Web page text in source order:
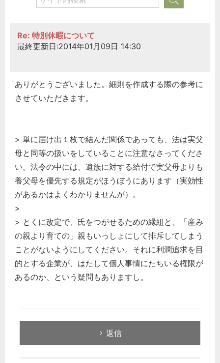
Re: 特別休暇について
最終更新日:2014年01月09日 14:30
ありがとうございました。細則を作成する際の参考に
させていただきます。
> 単に届け出１枚で結んだ関係であっても、法は実父
母と同等の扱いをしていることに注意なさってくださ
い。法令の中には、遺族に対する給付で実父母よりも
養父母を優先する規定がほうぼうにあります（実効性
があるかはよくわかりませんが）。
>
> とくに改定で、氏をつがせるための縁組と、「産み
の親より育ての」親もいっしょにして排斥してしまう
ことがないようにしてください。それに利潤追求を目
的とする企業が、はたして個人事情にたちいる権限が
あるのか、という疑問もありますし。
返信